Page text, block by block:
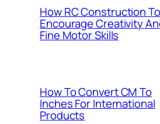
How RC Construction
Encourage Creativity
Fine Motor Skills
How To Convert CM To
Inches For International
Products